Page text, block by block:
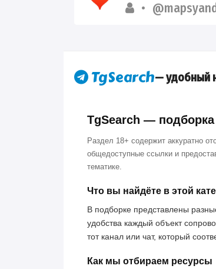
— удобный
TgSearch —
Раздел 18+ содержит аккуратно
общедоступные ссылки и
тематике.
Что вы найдёте в этой
В подборке представлены
удобства каждый объект
тот канал или чат, который
Как мы отбираем ресурсы